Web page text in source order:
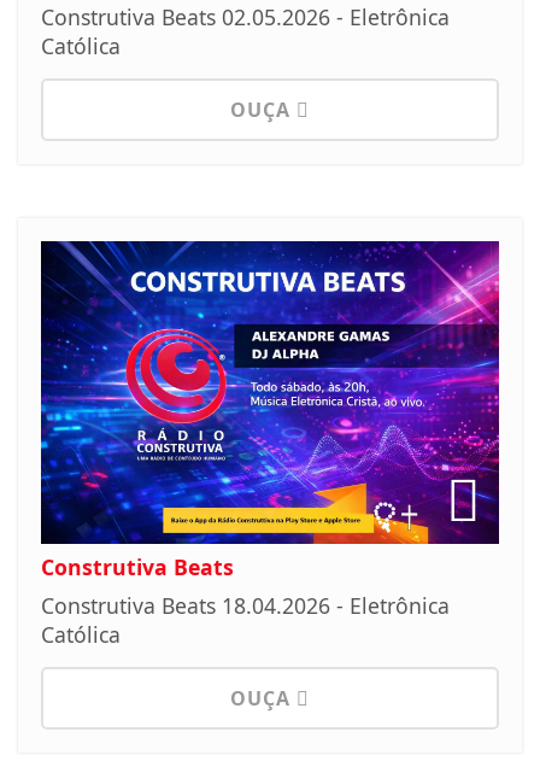
Construtiva Beats 02.05.2026 - Eletrônica
Católica
OUÇA
Construtiva Beats
Construtiva Beats 18.04.2026 - Eletrônica
Católica
OUÇA